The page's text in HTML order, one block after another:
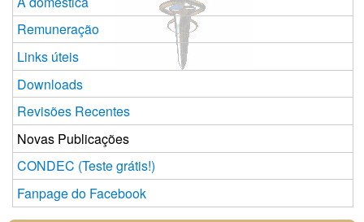
Remuneração
Links úteis
Downloads
Revisões Recentes
Novas Publicações
CONDEC (Teste grátis!)
Fanpage do Facebook